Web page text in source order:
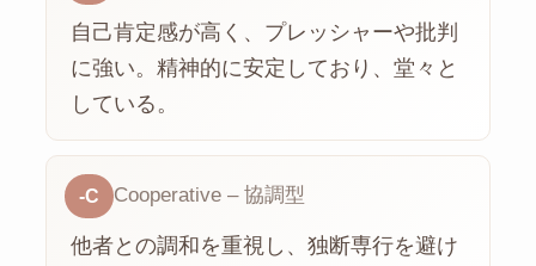
自己肯定感が高く、プレッシャーや批判
に強い。精神的に安定しており、堂々と
している。
-C Cooperative – 協調型
他者との調和を重視し、独断専行を避け